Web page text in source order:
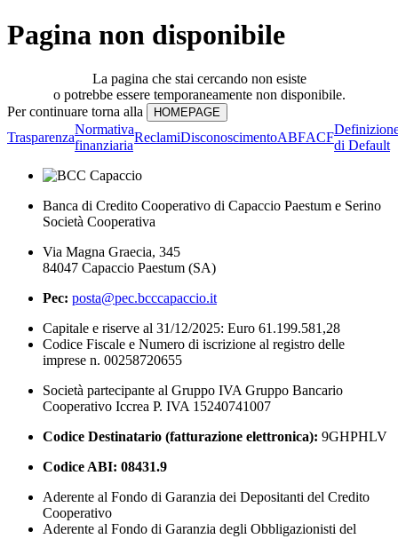
Pagina non disponibile
La pagina che stai cercando non esiste
o potrebbe essere temporaneamente non disponibile.
Per continuare torna alla
Trasparenza
Normativa
finanziaria
ReclamiDisconoscimentoABFACF
di Default
Banca di Credito Cooperativo di Capaccio Paestum e Serino
Società Cooperativa
Via Magna Graecia, 345
84047 Capaccio Paestum (SA)
Pec: posta@pec.bcccapaccio.it
Capitale e riserve al 31/12/2025: Euro 61.199.581,28
Codice Fiscale e Numero di iscrizione al registro delle
imprese n. 00258720655
Società partecipante al Gruppo IVA Gruppo Bancario
Cooperativo Iccrea P. IVA 15240741007
Codice Destinatario (fatturazione elettronica): 9GHPHLV
Codice ABI: 08431.9
Aderente al Fondo di Garanzia dei Depositanti del Credito
Cooperativo
Aderente al Fondo di Garanzia degli Obbligazionisti del